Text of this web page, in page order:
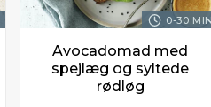
0-30
Avocadomad med
spejlæg og syltede
rødløg